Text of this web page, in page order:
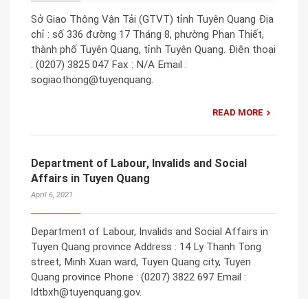
Sở Giao Thông Vận Tải (GTVT) tỉnh Tuyên Quang Địa
chỉ : số 336 đường 17 Tháng 8, phường Phan Thiết,
thành phố Tuyên Quang, tỉnh Tuyên Quang. Điện thoại
: (0207) 3825 047 Fax : N/A Email :
sogiaothong@tuyenquang.
READ MORE
Department of Labour, Invalids and Social
Affairs in Tuyen Quang
April 6, 2021
Department of Labour, Invalids and Social Affairs in
Tuyen Quang province Address : 14 Ly Thanh Tong
street, Minh Xuan ward, Tuyen Quang city, Tuyen
Quang province Phone : (0207) 3822 697 Email :
ldtbxh@tuyenquang.gov.